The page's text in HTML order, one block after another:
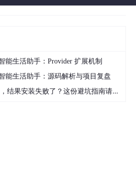
术演进，降低高复杂交互场景的技术门
续共建创新，面向底座技术、通用能
列开发者场景化解决方案，不断提升鸿
细信息和使用指南，请访问“OpenHar
“quickdialog”。
能生活助手：Provider 扩展机制
能生活助手：源码解析与项目复盘
果安装失败了？这份避坑指南请收好